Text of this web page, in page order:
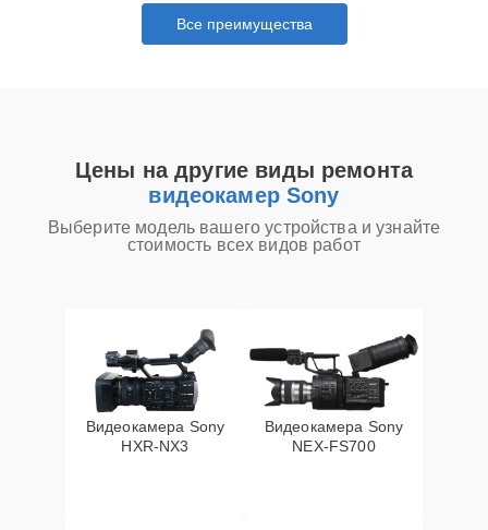
Все преимущества
Цены на другие виды ремонта
видеокамер Sony
Выберите модель вашего устройства и узнайте
стоимость всех видов работ
Видеокамера Sony
HXR‑NX3
Видеокамера Sony
NEX‑FS700